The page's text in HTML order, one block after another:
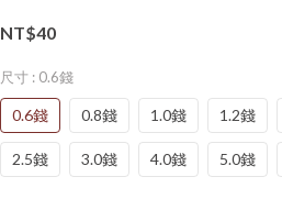
NT$40
尺寸 : 0.6錢
0.6錢 0.8錢 1.0錢 1.2錢
2.5錢 3.0錢 4.0錢 5.0錢